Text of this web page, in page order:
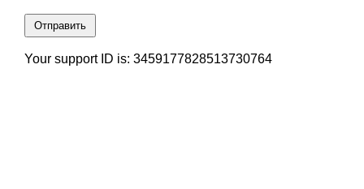
Отправить
Your support ID is: 3459177828513730764